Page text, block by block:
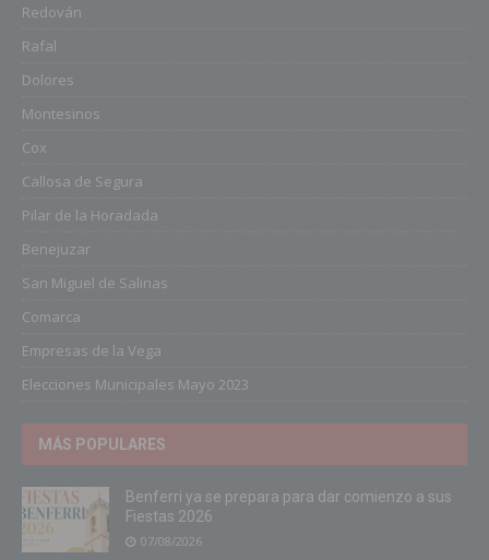
Redován
Rafal
Dolores
Montesinos
Cox
Callosa de Segura
Pilar de la Horadada
Benejuzar
San Miguel de Salinas
Comarca
Empresas de la Vega
Elecciones Municipales Mayo 2023
MÁS POPULARES
Benferri ya se prepara para dar comienzo a sus
Fiestas 2026
07/08/2026